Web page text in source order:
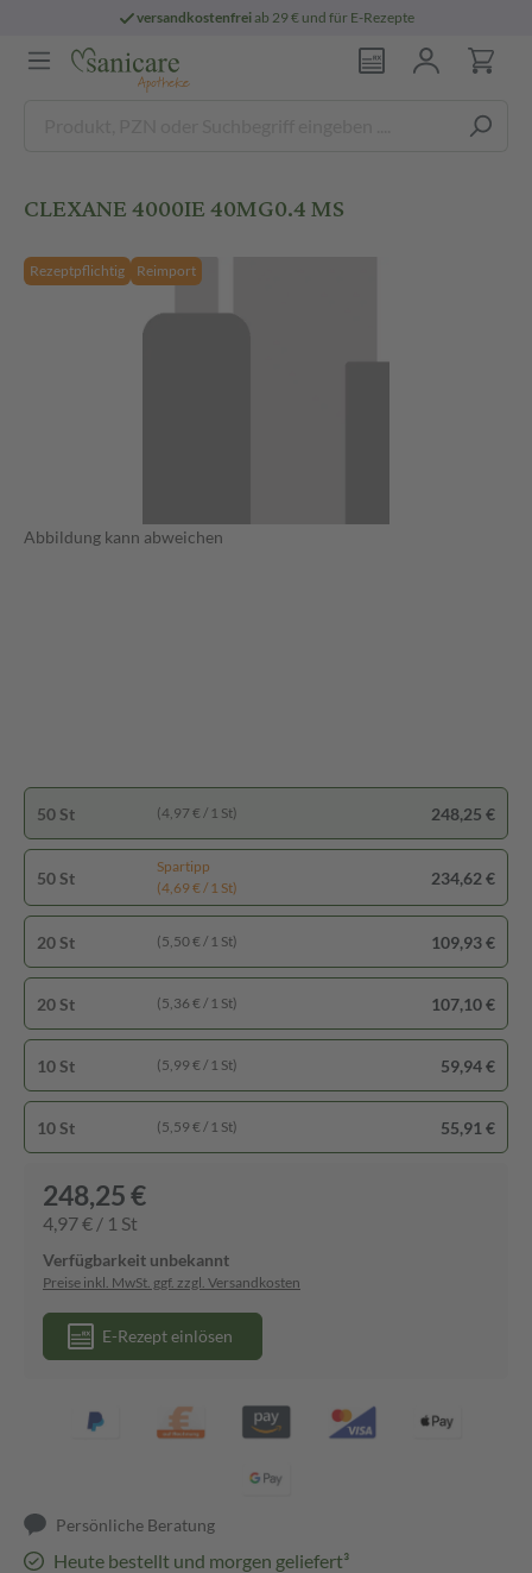
versandkostenfreiab 29 € und für E-Rezepte
CLEXANE 4000IE 40MG0.4 MS
Rezeptpflichtig Reimport
Abbildung kann abweichen
50 St (4,97 € / 1 St) 248,25 €
50 St
Spartipp
(4,69 € / 1 St)
234,62 €
20 St (5,50 € / 1 St) 109,93 €
20 St (5,36 € / 1 St) 107,10 €
10 St (5,99 € / 1 St) 59,94 €
10 St (5,59 € / 1 St) 55,91 €
248,25 €
4,97 € / 1 St
Verfügbarkeit unbekannt
Preise inkl. MwSt. ggf. zzgl. Versandkosten
E-Rezept einlösen
Persönliche Beratung
Heute bestellt und morgen geliefert³